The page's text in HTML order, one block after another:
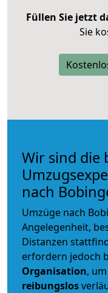
Füllen Sie jetzt
Sie
Wir sind die
nach
Umzüge nach
Angelegenheit,
Distanzen
erfordern jedoch
Organisation,
reibungslos